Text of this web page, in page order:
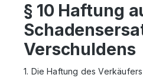
§ 10 Haftung
Verschuldens
1. Die Haftung des